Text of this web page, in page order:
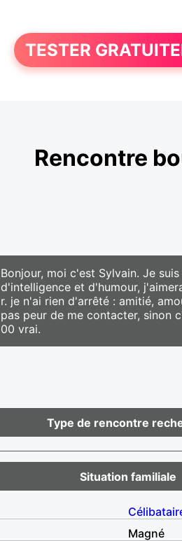
TESTER
Rencontre
Bonjour, moi c'est Sylvain. Je
d'intelligence et d'humour,
r. je n'ai rien d'arrêté : amitié,
pas peur de me contacter, sinon
00 vrai.
Type de rencontre
Situation familiale
Magné